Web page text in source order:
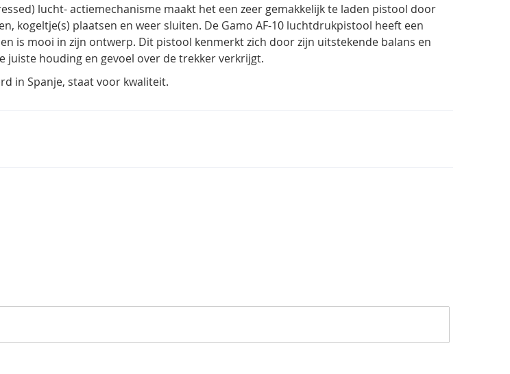
lucht- actiemechanisme maakt het een zeer gemakkelijk te laden pistool door
kogeltje(s) plaatsen en weer sluiten. De Gamo AF-10 luchtdrukpistool heeft een
is mooi in zijn ontwerp. Dit pistool kenmerkt zich door zijn uitstekende balans en
juiste houding en gevoel over de trekker verkrijgt.
in Spanje, staat voor kwaliteit.